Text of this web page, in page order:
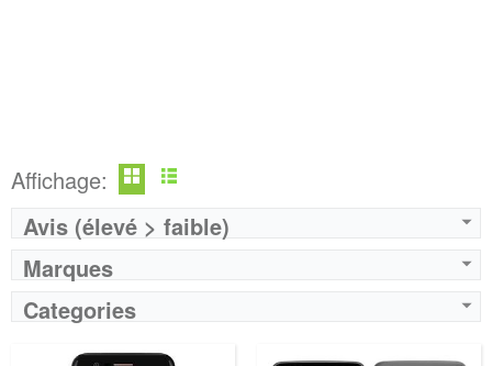
Affichage:
Avis (élevé > faible)
Marques
Categories